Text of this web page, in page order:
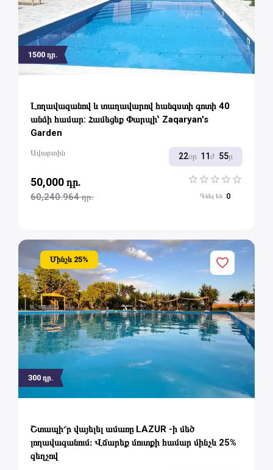
1500 դր.
Լողավազանով և տաղավարով հանգստի գոտի 40
անձի համար: Համեցեք Փարպի՝ Zaqaryan's
Garden
Ավարտին 22օր 11ժ 55ր
50,000 դր.
60,240.964 դր. 1 Star
2 Stars
3 Stars4 Stars
Գնել են:0
Մինչև 25%
300 դր.
Շտապի՜ր վայելել ամառը LAZUR -ի մեծ
լողավազանում։ Վճարեք մուտքի համար մինչև 25%
զեղչով